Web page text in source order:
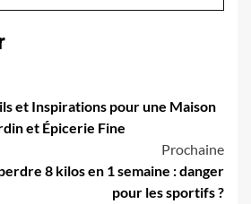
et Inspirations pour une Maison
et Épicerie Fine
Prochaine
8 kilos en 1 semaine : danger
pour les sportifs ?